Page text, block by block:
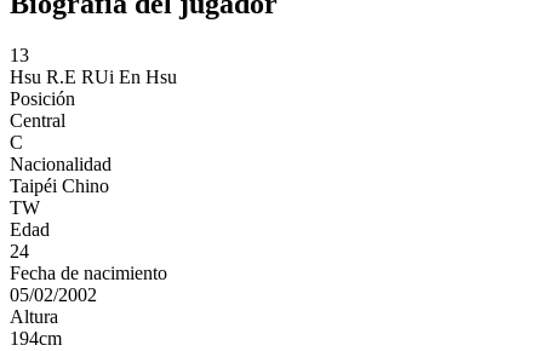
13
Hsu R.E RUi En Hsu
Posición
Central
C
Nacionalidad
Taipéi Chino
TW
Edad
24
Fecha de nacimiento
05/02/2002
Altura
194cm